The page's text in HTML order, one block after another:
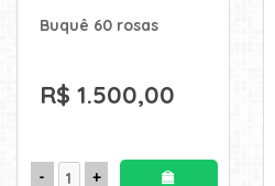
Atendimento
9889-
Buquê 60 rosas
R$ 1.500,00